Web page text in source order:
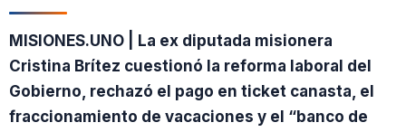
MISIONES.UNO | La ex diputada misionera
Cristina Brítez cuestionó la reforma laboral del
Gobierno, rechazó el pago en ticket canasta, el
fraccionamiento de vacaciones y el “banco de